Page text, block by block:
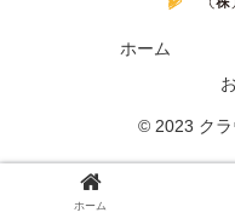
ホーム
© 2023 クラ
ホーム